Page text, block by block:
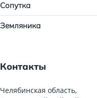
Сопутка
Земляника
Контакты
Челябинская область,